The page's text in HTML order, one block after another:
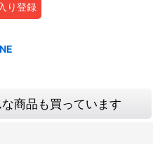
り登録
商品も買っています